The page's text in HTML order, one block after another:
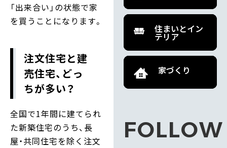
「出来合い」の状態で家
を買うことになります。
注文住宅と建
売住宅、どっ
ちが多い？
全国で1年間に建てられ
た新築住宅のうち、長
屋・共同住宅を除く注文
住まいとイン
テリア
家づくり
FOLLOW